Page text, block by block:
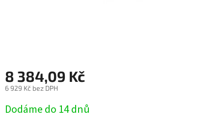
8 384,09 Kč
6 929 Kč bez DPH
cena:
Dodáme do 14 dnů